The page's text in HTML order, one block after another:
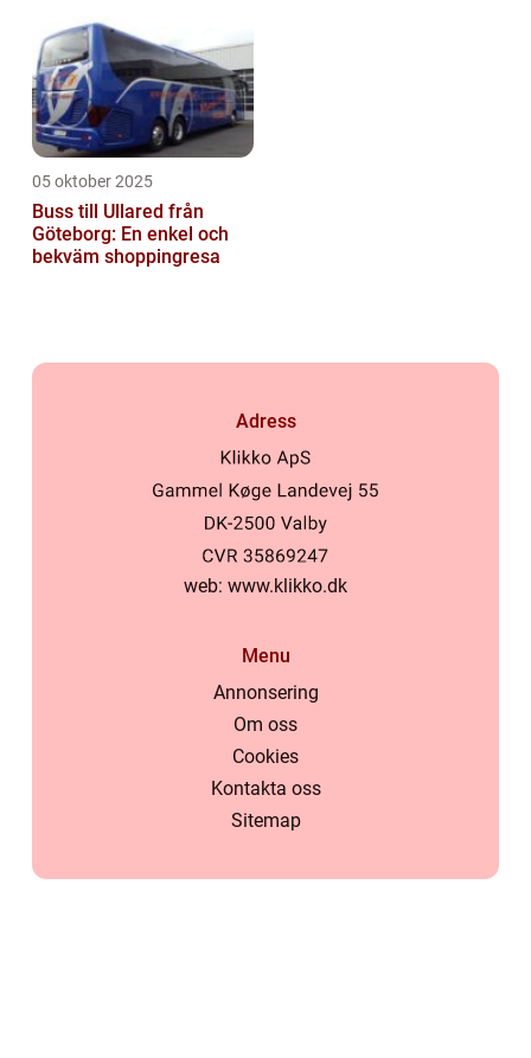
05 oktober 2025
Buss till Ullared från
Göteborg: En enkel och
bekväm shoppingresa
Adress
web: www.klikko.dk
Menu
Annonsering
Om oss
Cookies
Kontakta oss
Sitemap